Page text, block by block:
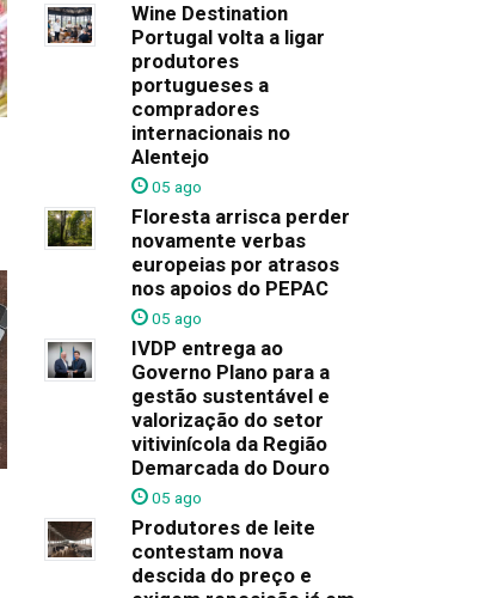
Wine Destination
Portugal volta a ligar
produtores
portugueses a
compradores
internacionais no
Alentejo
05 ago
Floresta arrisca perder
novamente verbas
europeias por atrasos
nos apoios do PEPAC
05 ago
IVDP entrega ao
Governo Plano para a
gestão sustentável e
valorização do setor
vitivinícola da Região
Demarcada do Douro
05 ago
Produtores de leite
contestam nova
descida do preço e